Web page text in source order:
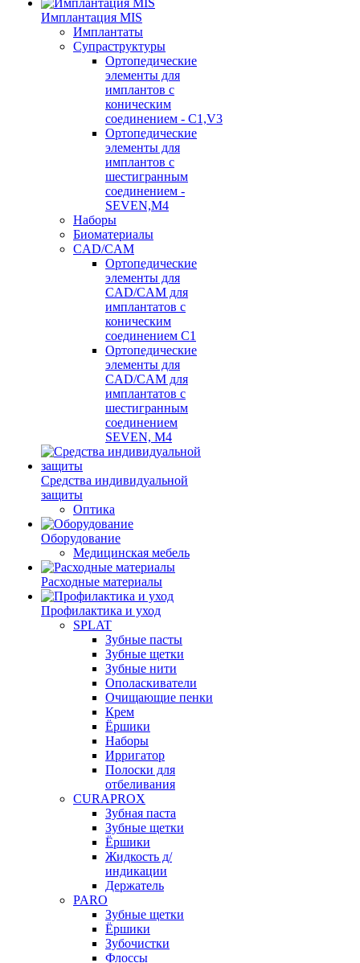
Имплантация MIS
Имплантаты
Супраструктуры
Ортопедические
элементы для
имплантов с
коническим
соединением - C1,V3
Ортопедические
элементы для
имплантов с
шестигранным
соединением -
SEVEN,M4
Наборы
Биоматериалы
CAD/CAM
Ортопедические
элементы для
CAD/CAM для
имплантатов с
коническим
соединением С1
Ортопедические
элементы для
CAD/CAM для
имплантатов с
шестигранным
соединением
SEVEN, М4
Средства индивидуальной
защиты
Оптика
Оборудование
Медицинская мебель
Расходные материалы
Профилактика и уход
SPLAT
Зубные пасты
Зубные щетки
Зубные нити
Ополаскиватели
Очищающие пенки
Крем
Ёршики
Наборы
Ирригатор
Полоски для
отбеливания
CURAPROX
Зубная паста
Зубные щетки
Ёршики
Жидкость д/
индикации
Держатель
PARO
Зубные щетки
Ёршики
Зубочистки
Флоссы